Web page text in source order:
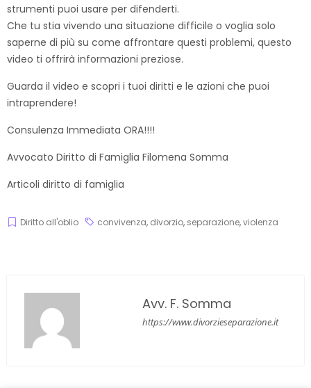
strumenti puoi usare per difenderti.
Che tu stia vivendo una situazione difficile o voglia solo
saperne di più su come affrontare questi problemi, questo
video ti offrirà informazioni preziose.
Guarda il video e scopri i tuoi diritti e le azioni che puoi
intraprendere!
Consulenza Immediata ORA!!!!
Avvocato Diritto di Famiglia Filomena Somma
Articoli diritto di famiglia
Diritto all'oblio convivenza, divorzio, separazione,violenza
Avv. F. Somma
https://www.divorzieseparazione.it